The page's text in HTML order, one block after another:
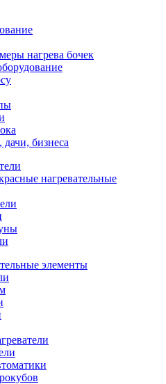
нагрева бочек
бизнеса
нагревательные
элементы